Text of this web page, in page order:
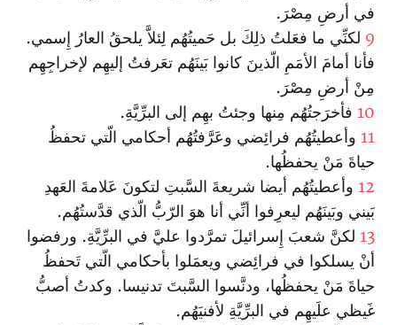
في أرضِ مِصْرَ.
9 لكنِّي ما فعَلتُ ذلِكَ بل حَميتُهُم لِئلاَّ يلحقُ العارُ إِسمي.
فأنا أمامَ الأمَمِ الّذينَ كانوا بَينَهُم تعَرفتُ إليهِم لإخراجِهِم
مِنْ أرضِ مِصْرَ.
10 فأخرَجتُهُم مِنها وجئتُ بهِم إلى البرِّيَّةِ.
11 وأعطيتُهُم فرائِضي وعَرَّفتُهُم أحكامي الّتي تحفظُ
حياةَ مَنْ يحفظُها.
12 وأعطيتُهُم أيضا شريعةَ السَّبتِ لتكونَ عَلامةَ العَهدِ
بَيني وبَينَهُم ليعرِفوا أنِّي أنا هوَ الرّبُّ الّذي قدَّستُهُم.
13 لكنَّ شعبَ إِسرائيلَ تمرَّدوا عليَّ في البرِّيَّةِ. ورفضوا
أنْ يسلكوا في فرائِضي ويعمَلوا بأحكامي الّتي تَحفظُ
حياةَ مَنْ يحفظُها، ودنَّسوا السَّبتَ تدنيسا. وكدتُ أصبُّ
غَيظي علَيهِم في البرِّيَّةِ لأفنيَهُم.